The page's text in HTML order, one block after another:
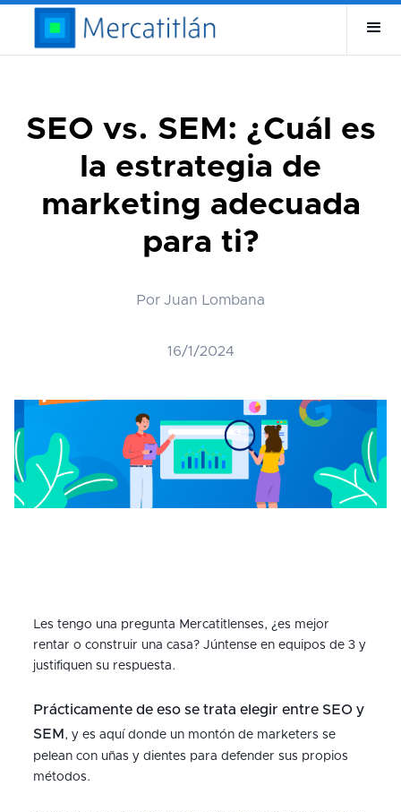
SEO vs. SEM: ¿Cuál es
la estrategia de
marketing adecuada
para ti?
Por Juan Lombana
16/1/2024
Les tengo una pregunta Mercatitlenses, ¿es mejor
rentar o construir una casa? Júntense en equipos de 3 y
justifiquen su respuesta.
Prácticamente de eso se trata elegir entre SEO y
SEM , y es aquí donde un montón de marketers se
pelean con uñas y dientes para defender sus propios
métodos.